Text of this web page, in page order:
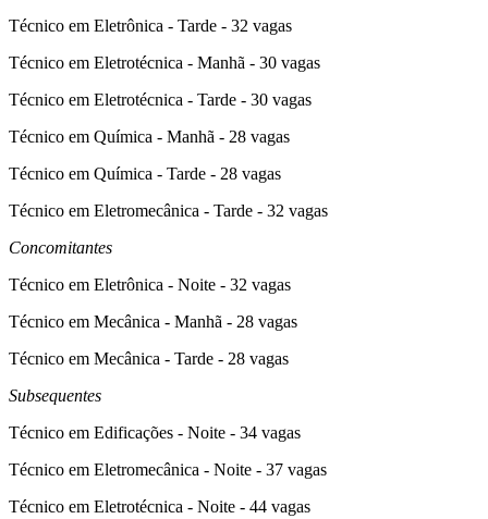
Técnico em Eletrônica - Tarde - 32 vagas
Técnico em Eletrotécnica - Manhã - 30 vagas
Técnico em Eletrotécnica - Tarde - 30 vagas
Técnico em Química - Manhã - 28 vagas
Técnico em Química - Tarde - 28 vagas
Técnico em Eletromecânica - Tarde - 32 vagas
Concomitantes
Técnico em Eletrônica - Noite - 32 vagas
Técnico em Mecânica - Manhã - 28 vagas
Técnico em Mecânica - Tarde - 28 vagas
Subsequentes
Técnico em Edificações - Noite - 34 vagas
Técnico em Eletromecânica - Noite - 37 vagas
Técnico em Eletrotécnica - Noite - 44 vagas